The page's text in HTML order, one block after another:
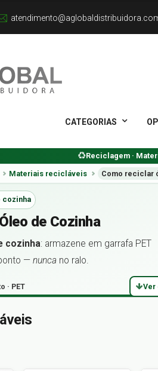
CATEGORIAS
Reciclagem ·
Materiais recicláveis Como reciclar
de Cozinha
cozinha: armazene em garrafa PET
— nunca no ralo.
· PET Ver